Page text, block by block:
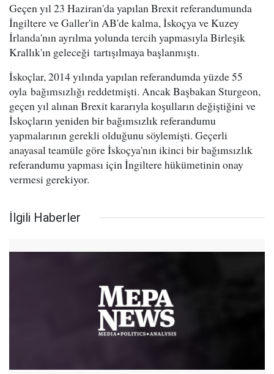
Geçen yıl 23 Haziran'da yapılan Brexit referandumunda
İngiltere ve Galler'in AB'de kalma, İskoçya ve Kuzey
İrlanda'nın ayrılma yolunda tercih yapmasıyla Birleşik
Krallık'ın geleceği tartışılmaya başlanmıştı.
İskoçlar, 2014 yılında yapılan referandumda yüzde 55
oyla bağımsızlığı reddetmişti. Ancak Başbakan Sturgeon,
geçen yıl alınan Brexit kararıyla koşulların değiştiğini ve
İskoçların yeniden bir bağımsızlık referandumu
yapmalarının gerekli olduğunu söylemişti. Geçerli
anayasal teamüle göre İskoçya'nın ikinci bir bağımsızlık
referandumu yapması için İngiltere hükümetinin onay
vermesi gerekiyor.
İlgili Haberler